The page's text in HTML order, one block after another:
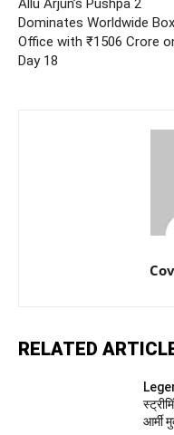
Allu Arjun’s Pushpa 2
Dominates Worldwide Box
Office with ₹1506 Crore
Day 18
RELATED
आर्मी